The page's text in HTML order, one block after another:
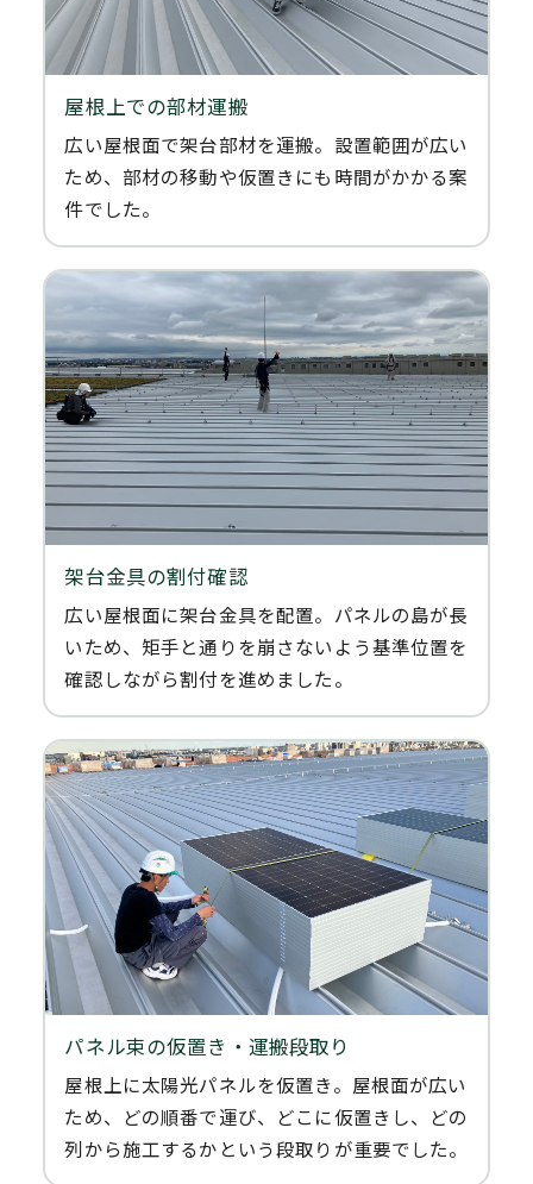
屋根上での部材運搬
広い屋根面で架台部材を運搬。設置範囲が広い
ため、部材の移動や仮置きにも時間がかかる案
件でした。
架台金具の割付確認
広い屋根面に架台金具を配置。パネルの島が長
いため、矩手と通りを崩さないよう基準位置を
確認しながら割付を進めました。
パネル束の仮置き・運搬段取り
屋根上に太陽光パネルを仮置き。屋根面が広い
ため、どの順番で運び、どこに仮置きし、どの
列から施工するかという段取りが重要でした。